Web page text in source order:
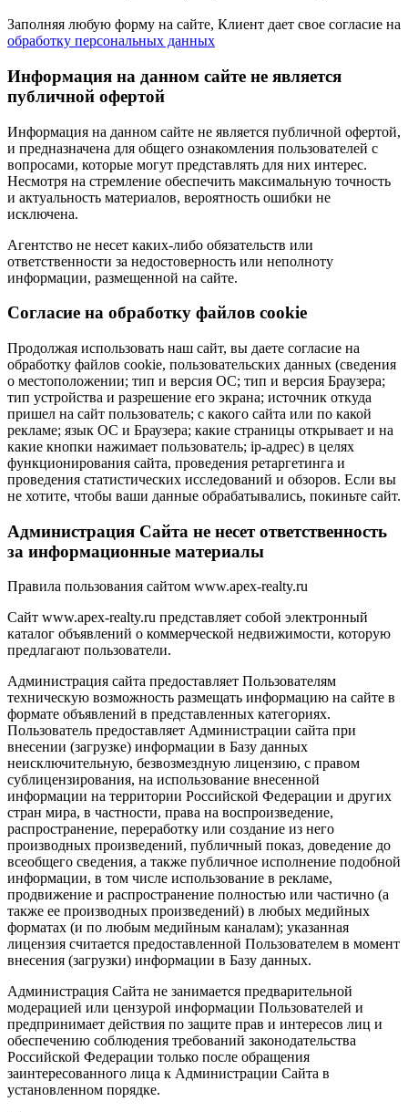
Заполняя любую форму на сайте, Клиент дает свое согласие на
обработку персональных данных
Информация на данном сайте не является
публичной офертой
Информация на данном сайте не является публичной офертой,
и предназначена для общего ознакомления пользователей с
вопросами, которые могут представлять для них интерес.
Несмотря на стремление обеспечить максимальную точность
и актуальность материалов, вероятность ошибки не
исключена.
Агентство не несет каких-либо обязательств или
ответственности за недостоверность или неполноту
информации, размещенной на сайте.
Cогласие на обработку файлов cookie
Продолжая использовать наш сайт, вы даете согласие на
обработку файлов cookie, пользовательских данных (сведения
о местоположении; тип и версия ОС; тип и версия Браузера;
тип устройства и разрешение его экрана; источник откуда
пришел на сайт пользователь; с какого сайта или по какой
рекламе; язык ОС и Браузера; какие страницы открывает и на
какие кнопки нажимает пользователь; ip-адрес) в целях
функционирования сайта, проведения ретаргетинга и
проведения статистических исследований и обзоров. Если вы
не хотите, чтобы ваши данные обрабатывались, покиньте сайт.
Администрация Сайта не несет ответственность
за информационные материалы
Правила пользования сайтом www.apex-realty.ru
Сайт www.apex-realty.ru представляет собой электронный
каталог объявлений о коммерческой недвижимости, которую
предлагают пользователи.
Администрация сайта предоставляет Пользователям
техническую возможность размещать информацию на сайте в
формате объявлений в представленных категориях.
Пользователь предоставляет Администрации сайта при
внесении (загрузке) информации в Базу данных
неисключительную, безвозмездную лицензию, с правом
сублицензирования, на использование внесенной
информации на территории Российской Федерации и других
стран мира, в частности, права на воспроизведение,
распространение, переработку или создание из него
производных произведений, публичный показ, доведение до
всеобщего сведения, а также публичное исполнение подобной
информации, в том числе использование в рекламе,
продвижение и распространение полностью или частично (а
также ее производных произведений) в любых медийных
форматах (и по любым медийным каналам); указанная
лицензия считается предоставленной Пользователем в момент
внесения (загрузки) информации в Базу данных.
Администрация Сайта не занимается предварительной
модерацией или цензурой информации Пользователей и
предпринимает действия по защите прав и интересов лиц и
обеспечению соблюдения требований законодательства
Российской Федерации только после обращения
заинтересованного лица к Администрации Сайта в
установленном порядке.